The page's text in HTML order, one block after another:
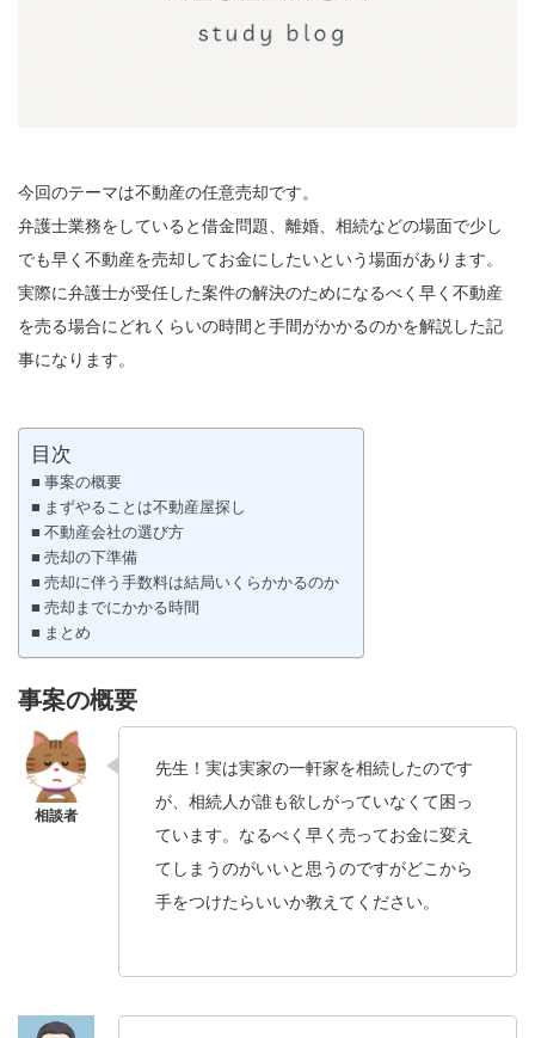
今回のテーマは不動産の任意売却です。
弁護士業務をしていると借金問題、離婚、相続などの場面で少し
でも早く不動産を売却してお金にしたいという場面があります。
実際に弁護士が受任した案件の解決のためになるべく早く不動産
を売る場合にどれくらいの時間と手間がかかるのかを解説した記
事になります。
目次
事案の概要
まずやることは不動産屋探し
不動産会社の選び方
売却の下準備
売却に伴う手数料は結局いくらかかるのか
売却までにかかる時間
まとめ
事案の概要
先生！実は実家の一軒家を相続したのです
が、相続人が誰も欲しがっていなくて困っ
ています。なるべく早く売ってお金に変え
てしまうのがいいと思うのですがどこから
手をつけたらいいか教えてください。